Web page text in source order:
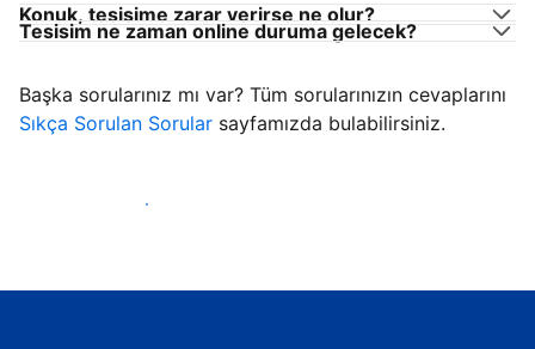
Konuk, tesisime zarar verirse ne olur?
Tesisim ne zaman online duruma gelecek?
Başka sorularınız mı var? Tüm sorularınızın cevaplarını
Sıkça Sorulan Sorular sayfamızda bulabilirsiniz.
Konuk ağırlamaya başla